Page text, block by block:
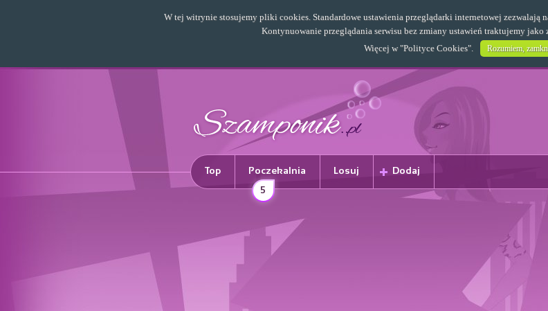
Top Poczekalnia
5
Losuj Dodaj
W tej witrynie stosujemy pliki cookies. Standardowe ustawienia przeglądarki internetowej zezwalają
Kontynuowanie przeglądania serwisu bez zmiany ustawień traktujemy
Więcej w "Polityce Cookies". Rozumiem,